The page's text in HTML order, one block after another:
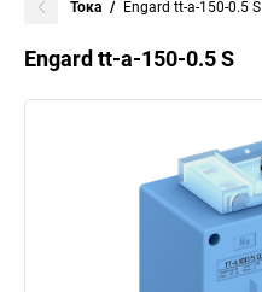
Тока Engard tt-a-150-0.5 S
Engard tt-a-150-0.5 S